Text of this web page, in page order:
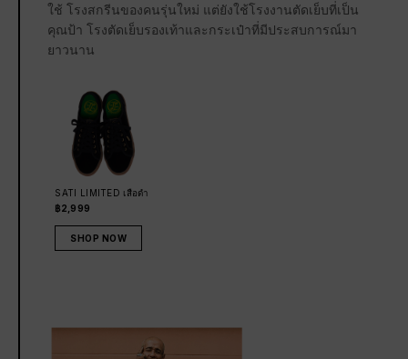
ใช้ โรงสกรีนของคนรุ่นใหม่ แต่ยังใช้โรงงานตัดเย็บที่เป็น
คุณป้า โรงตัดเย็บรองเท้าและกระเป๋าที่มีประสบการณ์มา
ยาวนาน
SATI LIMITED เสือดำ
฿2,999
SHOP NOW